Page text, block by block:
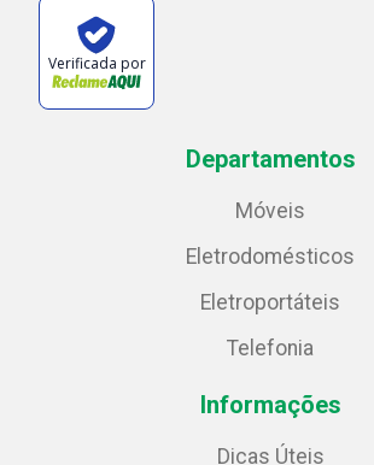
Verificada por
Departamentos
Móveis
Eletrodomésticos
Eletroportáteis
Telefonia
Informações
Dicas Úteis